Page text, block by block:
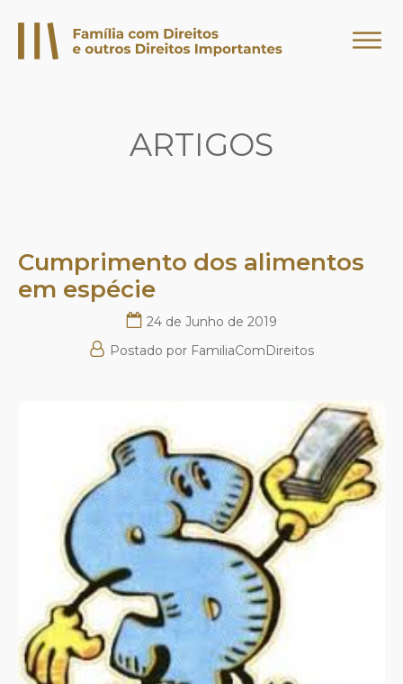
ARTIGOS
Cumprimento dos alimentos
em espécie
24 de Junho de 2019
Postado por FamiliaComDireitos